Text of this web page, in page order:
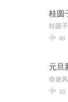
桂圆
80
元旦
10